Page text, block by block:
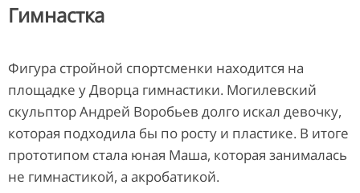
Гимнастка
Фигура стройной спортсменки находится на
площадке у Дворца гимнастики. Могилевский
скульптор Андрей Воробьев долго искал девочку,
которая подходила бы по росту и пластике. В итоге
прототипом стала юная Маша, которая занималась
не гимнастикой, а акробатикой.